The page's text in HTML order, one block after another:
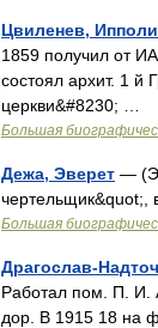
Цвиленев,
1859 получил от
состоял архит. 1 й
церкви&#8230; …
Большая
Дежа, Эверет —
чертельщик&quot;,
Большая
Драгослав-
Работал пом. П. И.
дор. В 1915 18 на